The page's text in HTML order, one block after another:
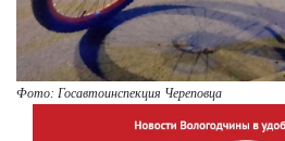
Фото: Госавтоинспекция Череповца